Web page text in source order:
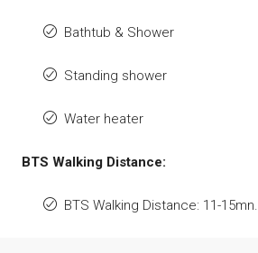
Bathtub & Shower
Standing shower
Water heater
BTS Walking Distance:
BTS Walking Distance: 11-15mn.